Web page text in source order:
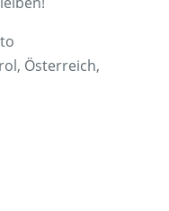
Österreich,